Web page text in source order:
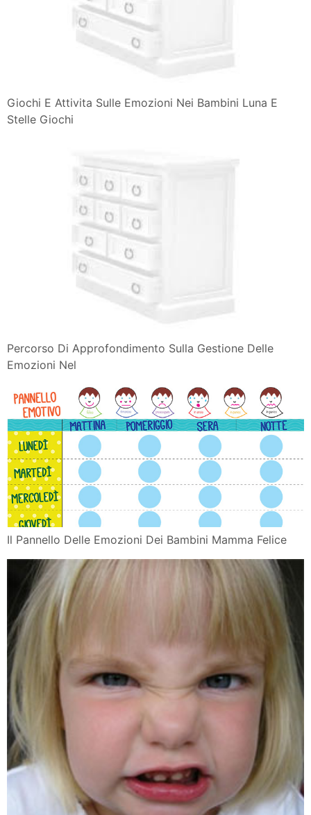
Giochi E Attivita Sulle Emozioni Nei Bambini Luna E
Stelle Giochi
Percorso Di Approfondimento Sulla Gestione Delle
Emozioni Nel
Il Pannello Delle Emozioni Dei Bambini Mamma Felice